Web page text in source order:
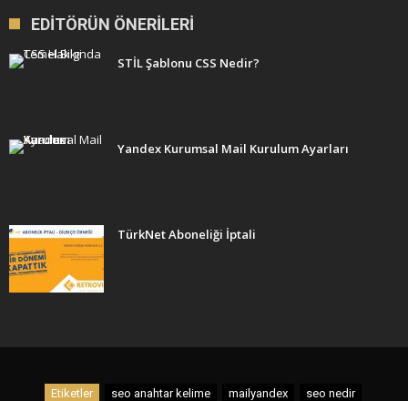
EDITÖRÜN ÖNERILERI
STİL Şablonu CSS Nedir?
Yandex Kurumsal Mail Kurulum Ayarları
TürkNet Aboneliği İptali
Etiketler seo anahtar kelime mailyandex
seo nedir